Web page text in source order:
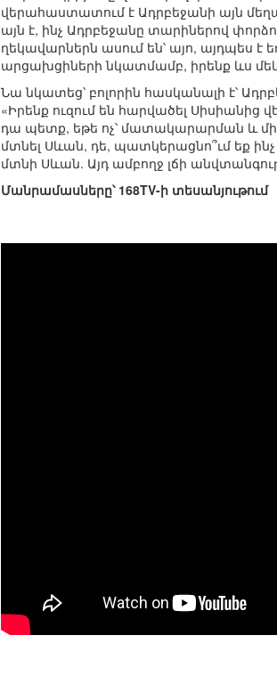
վերահաստատում է Ադրբեջանի այն
այն է, ինչ Ադրբեջանը տարիներով
ղեկավարներն ասում են՝ այո, այդպես
արցախցիների նկատմամբ, իրենք ևս
Նա նկատեց՝ բոլորին հասկանալի է՝
«Իրենք ուզում են հարվածել
դա պետք, եթե ոչ՝ մատակարարման և
մտնել Սևան, դե, պատկերացնո՞ւմ եք
մտնի Սևան. Այդ ամբողջ լճի
Մանրամասները՝ 168TV-ի տեսանյութում